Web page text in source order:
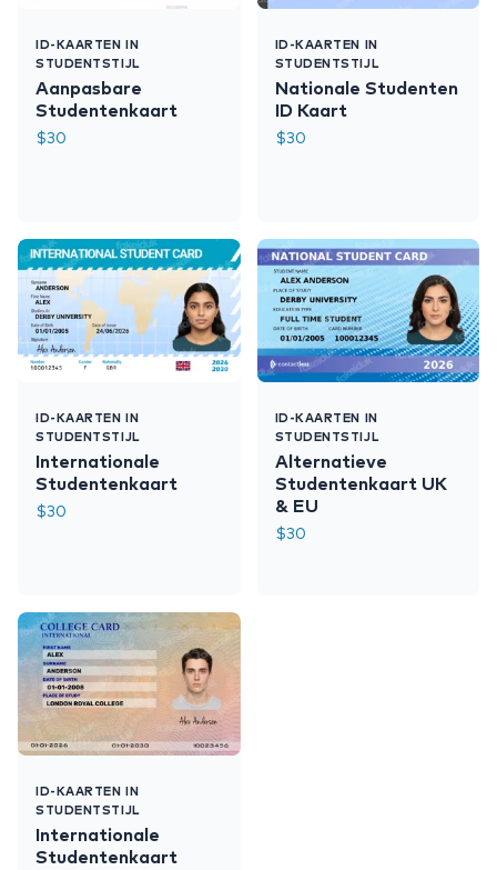
ID-KAARTEN IN
STUDENTSTIJL
Aanpasbare
Studentenkaart
$30
ID-KAARTEN IN
STUDENTSTIJL
Internationale
Studentenkaart
$30
ID-KAARTEN IN
STUDENTSTIJL
Nationale Studenten
ID Kaart
$30
ID-KAARTEN IN
STUDENTSTIJL
Alternatieve
Studentenkaart UK
& EU
$30
ID-KAARTEN IN
STUDENTSTIJL
Internationale
Studentenkaart